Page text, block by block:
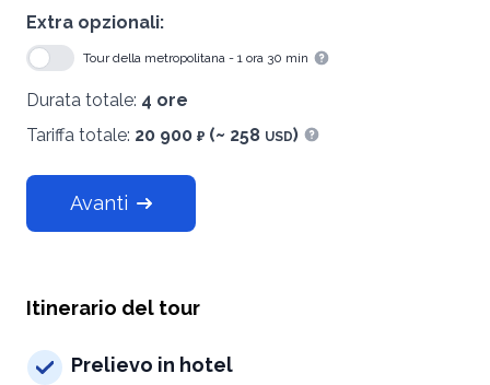
Extra opzionali:
Tour della metropolitana - 1 ora 30 min
Durata totale: 4 ore
Tariffa totale: 20 900 ₽ (~ 258 USD)
Avanti
Itinerario del tour
Prelievo in hotel